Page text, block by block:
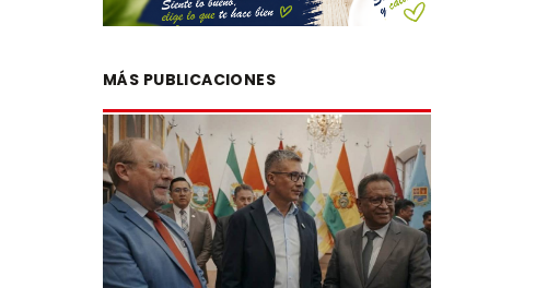
MÁS PUBLICACIONES